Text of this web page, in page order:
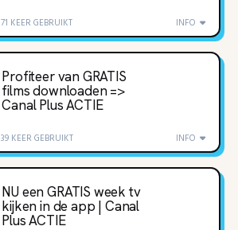
71 KEER GEBRUIKT INFO
Profiteer van GRATIS
films downloaden =>
Canal Plus ACTIE
39 KEER GEBRUIKT INFO
NU een GRATIS week tv
kijken in de app | Canal
Plus ACTIE